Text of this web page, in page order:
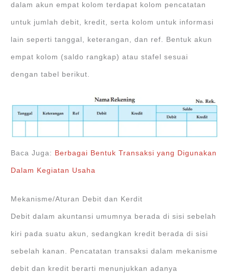
dalam akun empat kolom terdapat kolom pencatatan
untuk jumlah debit, kredit, serta kolom untuk informasi
lain seperti tanggal, keterangan, dan ref. Bentuk akun
empat kolom (saldo rangkap) atau stafel sesuai
dengan tabel berikut.
Baca Juga: Berbagai Bentuk Transaksi yang Digunakan
Dalam Kegiatan Usaha
Mekanisme/Aturan Debit dan Kerdit
Debit dalam akuntansi umumnya berada di sisi sebelah
kiri pada suatu akun, sedangkan kredit berada di sisi
sebelah kanan. Pencatatan transaksi dalam mekanisme
debit dan kredit berarti menunjukkan adanya